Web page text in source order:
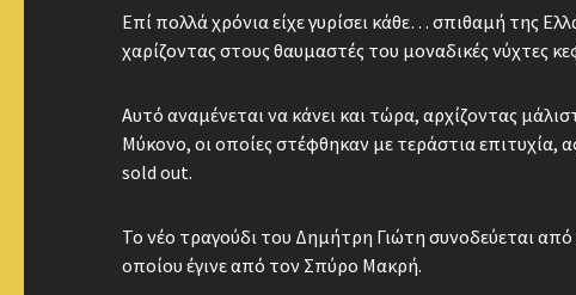
Επί πολλά χρόνια είχε γυρίσει κάθε… σπιθαμή της
χαρίζοντας στους θαυμαστές του μοναδικές νύχτες
Αυτό αναμένεται να κάνει και τώρα, αρχίζοντας
Μύκονο, οι οποίες στέφθηκαν με τεράστια επιτυχία,
sold out.
To νέο τραγούδι του Δημήτρη Γιώτη συνοδεύεται
οποίου έγινε από τον Σπύρο Μακρή.